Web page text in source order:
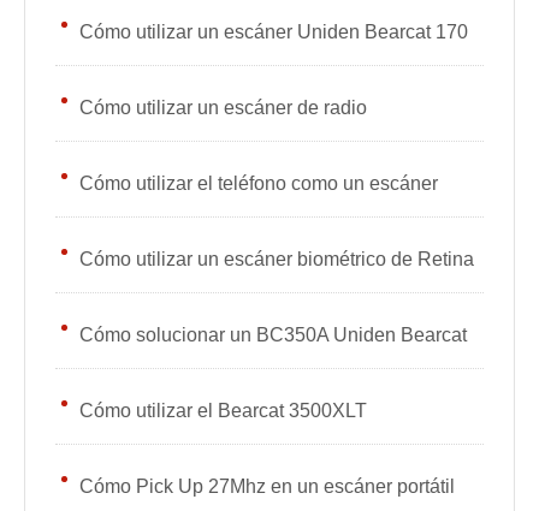
Cómo utilizar un escáner Uniden Bearcat 170
Cómo utilizar un escáner de radio
Cómo utilizar el teléfono como un escáner
Cómo utilizar un escáner biométrico de Retina
Cómo solucionar un BC350A Uniden Bearcat
Cómo utilizar el Bearcat 3500XLT
Cómo Pick Up 27Mhz en un escáner portátil